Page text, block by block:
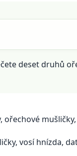
deset druhů
ořechové
vosí hnízda,